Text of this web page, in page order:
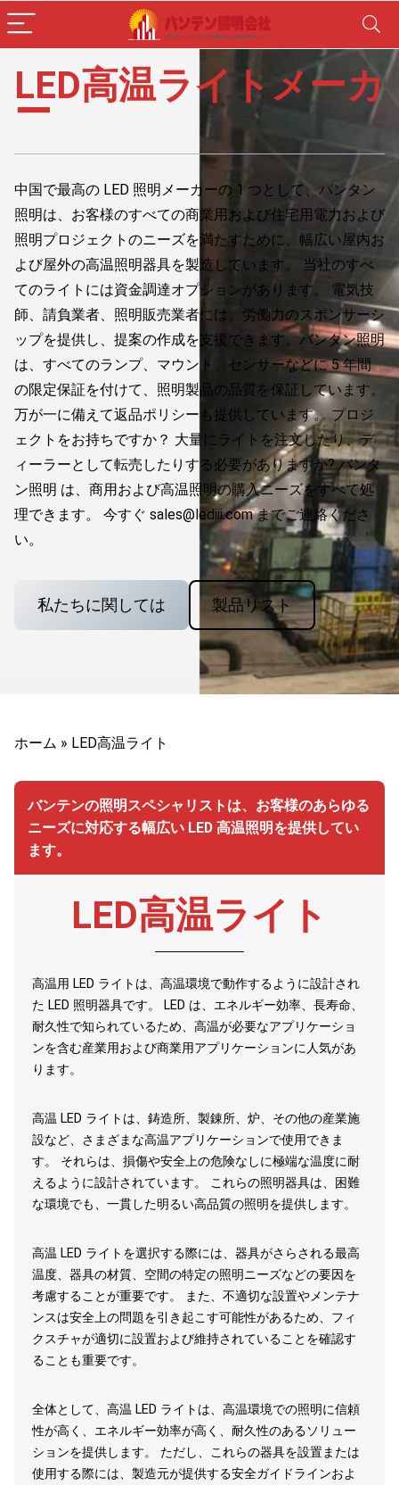
LED高温ライトメーカ
ー
中国で最高の LED 照明メーカーの 1 つとして、バンタン
照明は、お客様のすべての商業用および住宅用電力および
照明プロジェクトのニーズを満たすために、幅広い屋内お
よび屋外の高温照明器具を製造しています。 当社のすべ
てのライトには資金調達オプションがあります。 電気技
師、請負業者、照明販売業者には、労働力のスポンサーシ
ップを提供し、提案の作成を支援できます。バンタン照明
は、すべてのランプ、マウント、センサーなどに 5 年間
の限定保証を付けて、照明製品の品質を保証しています。
万が一に備えて返品ポリシーも提供しています。 プロジ
ェクトをお持ちですか？ 大量にライトを注文したり、デ
ィーラーとして転売したりする必要がありますか? バンタ
ン照明 は、商用および高温照明の購入ニーズをすべて処
理できます。 今すぐ sales@lediii.comまでご連絡くださ
い。
私たちに関しては 製品リスト
ホーム » LED高温ライト
バンテンの照明スペシャリストは、お客様のあらゆる
ニーズに対応する幅広い LED 高温照明を提供してい
ます。
LED高温ライト
高温用 LED ライトは、高温環境で動作するように設計され
た LED 照明器具です。 LED は、エネルギー効率、長寿命、
耐久性で知られているため、高温が必要なアプリケーショ
ンを含む産業用および商業用アプリケーションに人気があ
ります。
高温 LED ライトは、鋳造所、製錬所、炉、その他の産業施
設など、さまざまな高温アプリケーションで使用できま
す。 それらは、損傷や安全上の危険なしに極端な温度に耐
えるように設計されています。 これらの照明器具は、困難
な環境でも、一貫した明るい高品質の照明を提供します。
高温 LED ライトを選択する際には、器具がさらされる最高
温度、器具の材質、空間の特定の照明ニーズなどの要因を
考慮することが重要です。 また、不適切な設置やメンテナ
ンスは安全上の問題を引き起こす可能性があるため、フィ
クスチャが適切に設置および維持されていることを確認す
ることも重要です。
全体として、高温 LED ライトは、高温環境での照明に信頼
性が高く、エネルギー効率が高く、耐久性のあるソリュー
ションを提供します。 ただし、これらの器具を設置または
使用する際には、製造元が提供する安全ガイドラインおよ